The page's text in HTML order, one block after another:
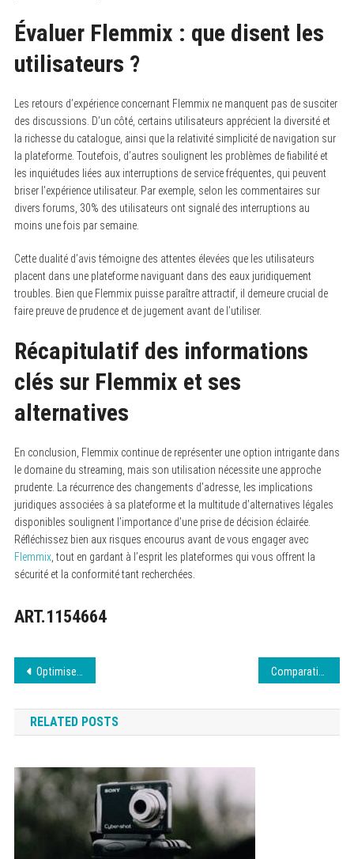
Évaluer Flemmix : que disent les
utilisateurs ?
Les retours d’expérience concernant Flemmix ne manquent pas de susciter
des discussions. D’un côté, certains utilisateurs apprécient la diversité et
la richesse du catalogue, ainsi que la relativité simplicité de navigation sur
la plateforme. Toutefois, d’autres soulignent les problèmes de fiabilité et
les inquiétudes liées aux interruptions de service fréquentes, qui peuvent
briser l’expérience utilisateur. Par exemple, selon les commentaires sur
divers forums, 30% des utilisateurs ont signalé des interruptions au
moins une fois par semaine.
Cette dualité d’avis témoigne des attentes élevées que les utilisateurs
placent dans une plateforme naviguant dans des eaux juridiquement
troubles. Bien que Flemmix puisse paraître attractif, il demeure crucial de
faire preuve de prudence et de jugement avant de l’utiliser.
Récapitulatif des informations
clés sur Flemmix et ses
alternatives
En conclusion, Flemmix continue de représenter une option intrigante dans
le domaine du streaming, mais son utilisation nécessite une approche
prudente. La récurrence des changements d’adresse, les implications
juridiques associées à sa plateforme et la multitude d’alternatives légales
disponibles soulignent l’importance d’une prise de décision éclairée.
Réfléchissez bien aux risques encourus avant de vous engager avec
Flemmix, tout en gardant à l’esprit les plateformes qui vous offrent la
sécurité et la conformité tant recherchées.
ART.1154664
Navigation
de
l’article
Optimiser son site pour le SEO efficacement
RELATED POSTS